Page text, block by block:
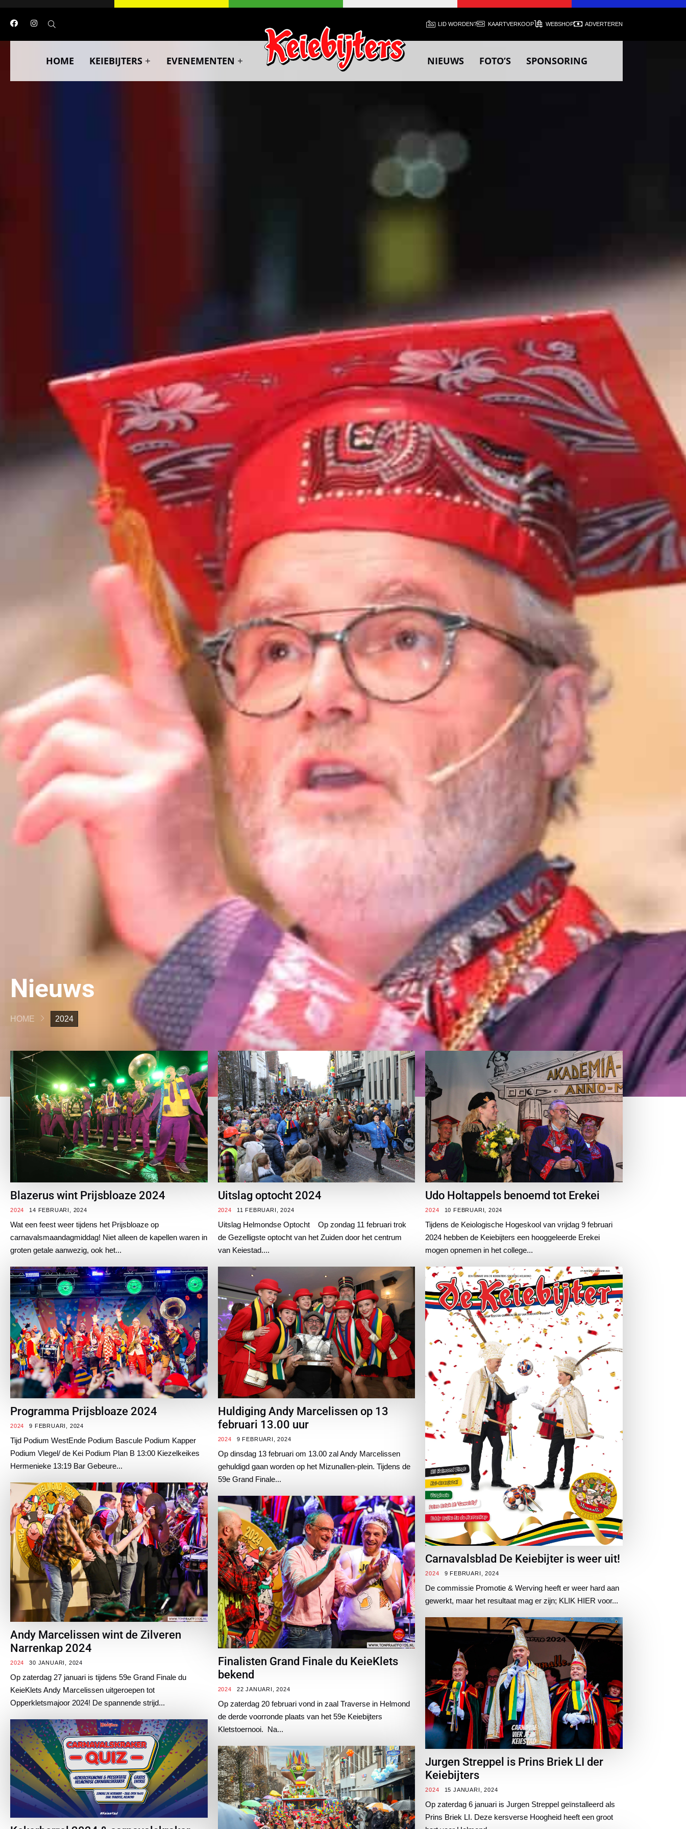
LID WORDEN? KAARTVERKOOP WEBSHOP ADVERTEREN
HOME KEIEBIJTERS EVENEMENTEN NIEUWS FOTO’S SPONSORING
Nieuws
HOME 2024
Blazerus wint Prijsbloaze 2024
2024 14 FEBRUARI, 2024
Wat een feest weer tijdens het Prijsbloaze op
carnavalsmaandagmiddag! Niet alleen de kapellen waren in
groten getale aanwezig, ook het...
Uitslag optocht 2024
2024 11 FEBRUARI, 2024
Uitslag Helmondse Optocht Op zondag 11 februari trok
de Gezelligste optocht van het Zuiden door het centrum
van Keiestad....
Udo Holtappels benoemd tot Erekei
2024 10 FEBRUARI, 2024
Tijdens de Keiologische Hogeskool van vrijdag 9 februari
2024 hebben de Keiebijters een hooggeleerde Erekei
mogen opnemen in het college...
Programma Prijsbloaze 2024
2024 9 FEBRUARI, 2024
Tijd Podium WestEnde Podium Bascule Podium Kapper
Podium Vlegel/ de Kei Podium Plan B 13:00 Kiezelkeikes
Hermenieke 13:19 Bar Gebeure...
Huldiging Andy Marcelissen op 13
februari 13.00 uur
2024 9 FEBRUARI, 2024
Op dinsdag 13 februari om 13.00 zal Andy Marcelissen
gehuldigd gaan worden op het Mizunallen-plein. Tijdens de
59e Grand Finale...
Carnavalsblad De Keiebijter is weer uit!
2024 9 FEBRUARI, 2024
De commissie Promotie & Werving heeft er weer hard aan
gewerkt, maar het resultaat mag er zijn; KLIK HIER voor...
Andy Marcelissen wint de Zilveren
Narrenkap 2024
2024 30 JANUARI, 2024
Op zaterdag 27 januari is tijdens 59e Grand Finale du
KeieKlets Andy Marcelissen uitgeroepen tot
Opperkletsmajoor 2024! De spannende strijd...
Finalisten Grand Finale du KeieKlets
bekend
2024 22 JANUARI, 2024
Op zaterdag 20 februari vond in zaal Traverse in Helmond
de derde voorronde plaats van het 59e Keiebijters
Kletstoernooi. Na...
Jurgen Streppel is Prins Briek LI der
Keiebijters
2024 15 JANUARI, 2024
Op zaterdag 6 januari is Jurgen Streppel geïnstalleerd als
Prins Briek LI. Deze kersverse Hoogheid heeft een groot